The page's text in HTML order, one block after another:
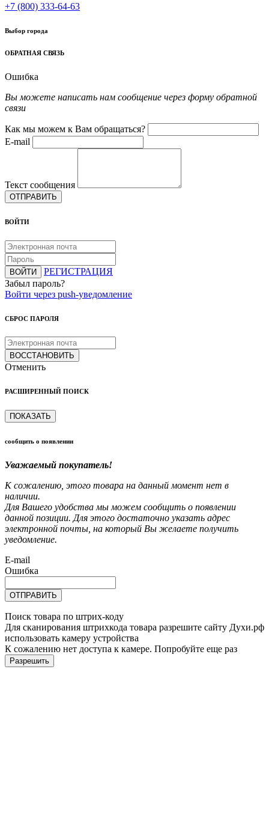
+7 (800) 333-64-63
Выбор города
ОБРАТНАЯ СВЯЗЬ
Ошибка
Вы можете написать нам сообщение через форму обратной
связи
Как мы можем к Вам обращаться?
E-mail
Текст сообщения
ОТПРАВИТЬ
ВОЙТИ
ВОЙТИ
РЕГИСТРАЦИЯ
Забыл пароль?
Войти через push-уведомление
СБРОС ПАРОЛЯ
ВОССТАНОВИТЬ
Отменить
РАСШИРЕННЫЙ ПОИСК
ПОКАЗАТЬ
сообщить о появлении
Уважаемый покупатель!
К сожалению, этого товара на данный момент нет в
наличии.
Для Вашего удобства мы можем сообщить о появлении
данной позиции. Для этого достаточно указать адрес
электронной почты, на который Вы желаете получить
уведомление.
E-mail
Ошибка
ОТПРАВИТЬ
Поиск товара по штрих-коду
Для сканирования штрихкода товара разрешите сайту Духи.рф
использовать камеру устройства
К сожалению нет доступа к камере. Попробуйте еще раз
Разрешить